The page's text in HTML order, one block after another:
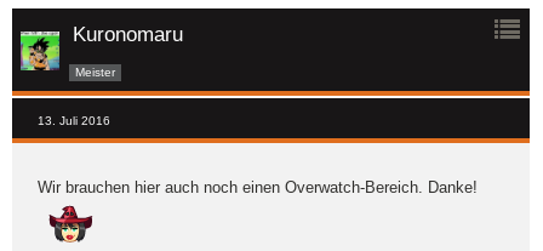
Kuronomaru
Meister
13. Juli 2016
Wir brauchen hier auch noch einen Overwatch-Bereich. Danke!